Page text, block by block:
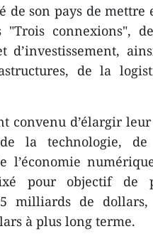
de son pays de
"Trois connexions",
d’investissement,
de la
convenu d’élargir
la technologie,
l’économie
pour objectif de
milliards de dollars,
à plus long terme.